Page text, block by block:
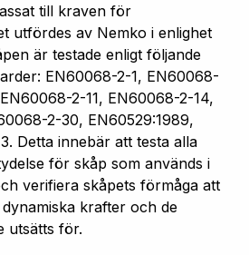
till kraven för
utfördes av Nemko i enlighet
är testade enligt följande
EN60068-2-1, EN60068-
2-11, EN60068-2-14,
2-30, EN60529:1989,
Detta innebär att testa alla
för skåp som används i
verifiera skåpets förmåga att
krafter och de
utsätts för.